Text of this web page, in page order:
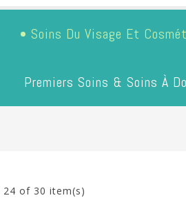
Soins Du Visage Et
Premiers Soins & Soins À
24 of 30 item(s)